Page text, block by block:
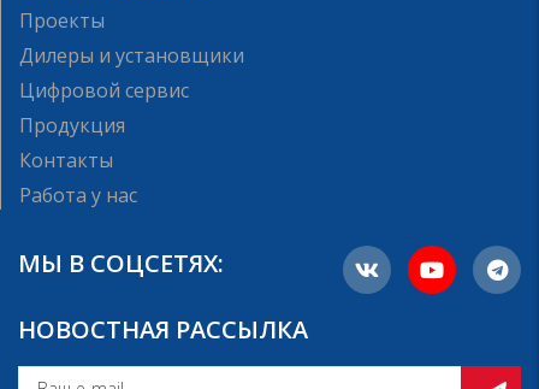
Проекты
Дилеры и установщики
Цифровой сервис
Продукция
Контакты
Работа у нас
МЫ В СОЦСЕТЯХ:
НОВОСТНАЯ РАССЫЛКА